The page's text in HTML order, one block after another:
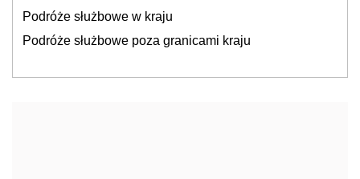
Podróże służbowe w kraju
Podróże służbowe poza granicami kraju